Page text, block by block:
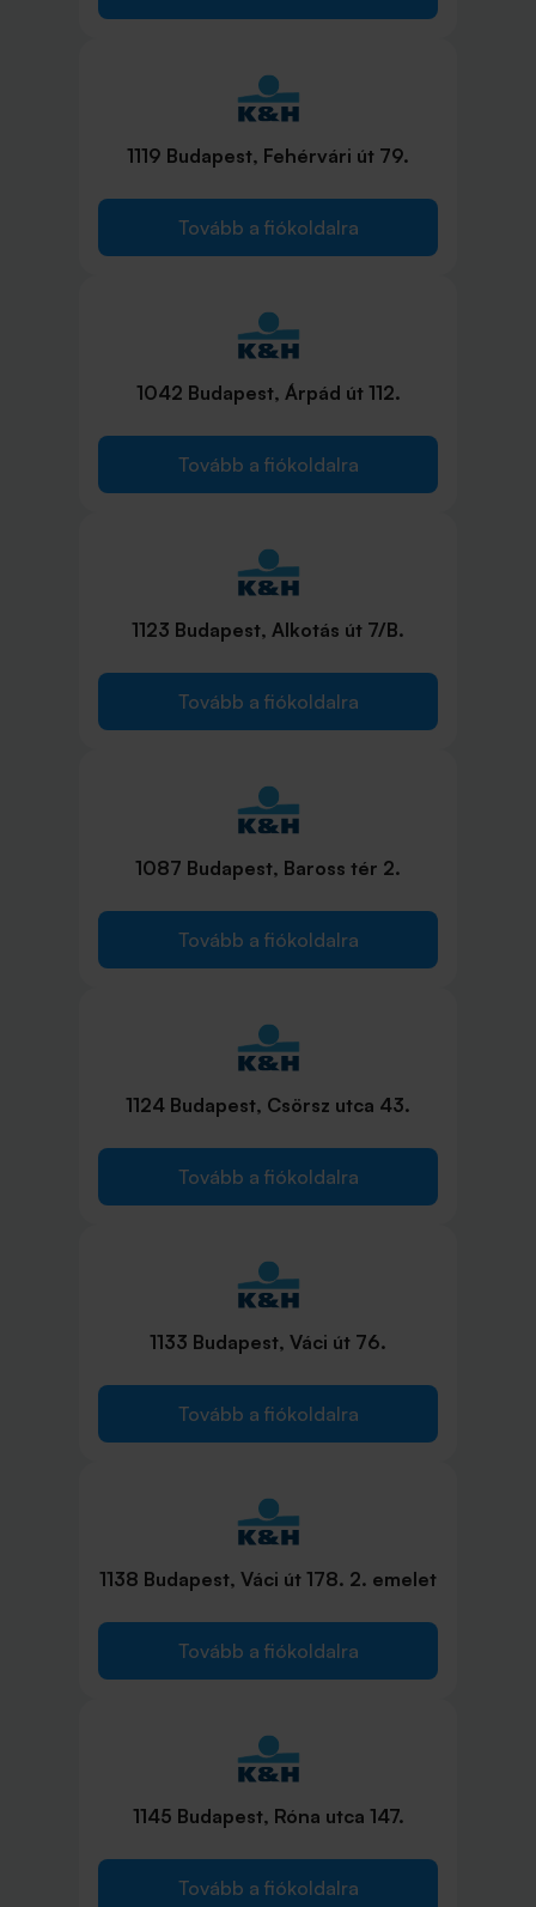
1119 Budapest, Fehérvári út 79.
Tovább a fiókoldalra
1042 Budapest, Árpád út 112.
Tovább a fiókoldalra
1123 Budapest, Alkotás út 7/B.
Tovább a fiókoldalra
1087 Budapest, Baross tér 2.
Tovább a fiókoldalra
1124 Budapest, Csörsz utca 43.
Tovább a fiókoldalra
1133 Budapest, Váci út 76.
Tovább a fiókoldalra
1138 Budapest, Váci út 178. 2. emelet
Tovább a fiókoldalra
1145 Budapest, Róna utca 147.
Tovább a fiókoldalra